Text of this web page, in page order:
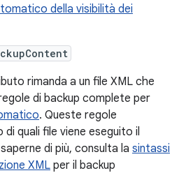
della visibilità dei
rimanda a un file XML che
di backup complete per
. Queste regole
di quali file viene eseguito il
di più, consulta la sintassi
XMLper il backup